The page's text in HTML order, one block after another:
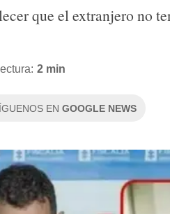
que el extranjero no
2 min
EN GOOGLE NEWS